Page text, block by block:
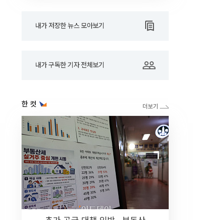
내가 저장한 뉴스 모아보기
내가 구독한 기자 전체보기
한 컷